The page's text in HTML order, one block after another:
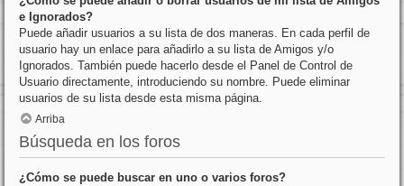
e Ignorados?
Puede añadir usuarios a su lista de dos maneras. En cada perfil de
usuario hay un enlace para añadirlo a su lista de Amigos y/o
Ignorados. También puede hacerlo desde el Panel de Control de
Usuario directamente, introduciendo su nombre. Puede eliminar
usuarios de su lista desde esta misma página.
Arriba
Búsqueda en los foros
¿Cómo se puede buscar en uno o varios foros?